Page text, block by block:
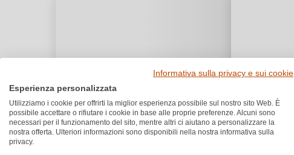
Informativa sulla privacy e sui cookie
Esperienza personalizzata
Utilizziamo i cookie per offrirti la miglior esperienza possibile sul nostro sito Web. È
possibile accettare o rifiutare i cookie in base alle proprie preferenze. Alcuni sono
necessari per il funzionamento del sito, mentre altri ci aiutano a personalizzare la
nostra offerta. Ulteriori informazioni sono disponibili nella nostra informativa sulla
privacy.